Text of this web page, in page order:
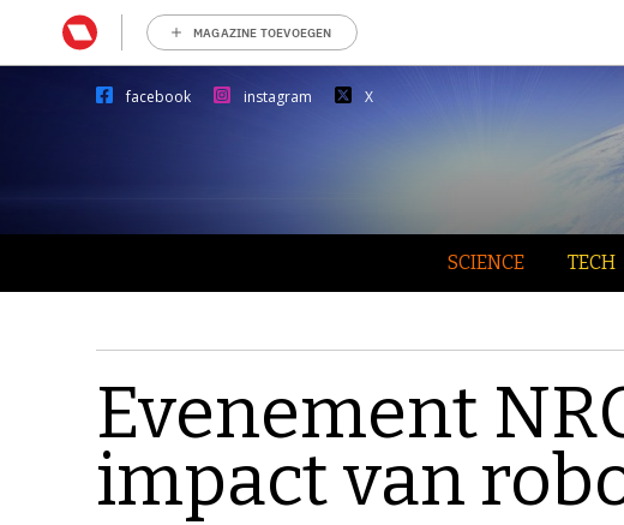
MAGAZINE TOEVOEGEN
facebook instagram X
SCIENCE TECH
Evenement
impact van